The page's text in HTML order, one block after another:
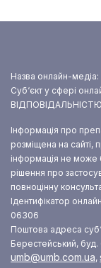
Назва онлайн-медіа:
Суб‘єкт у сфері
Інформація про
розміщена на сайті,
інформація не може
рішення про
повноцінну
Ідентифікатор
06306
Поштова адреса
Берестейський, буд.
umb@umb.com.ua,